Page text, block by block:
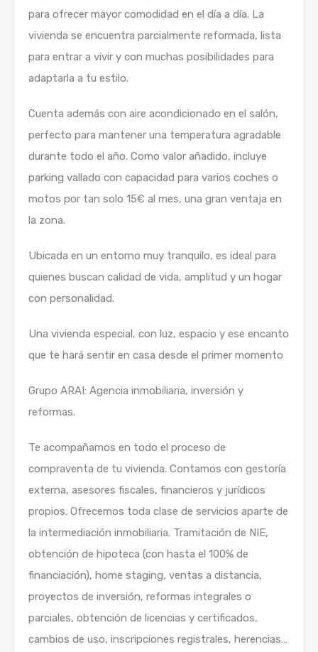
para ofrecer mayor comodidad en el día a día. La
vivienda se encuentra parcialmente reformada, lista
para entrar a vivir y con muchas posibilidades para
adaptarla a tu estilo.
Cuenta además con aire acondicionado en el salón,
perfecto para mantener una temperatura agradable
durante todo el año. Como valor añadido, incluye
parking vallado con capacidad para varios coches o
motos por tan solo 15€ al mes, una gran ventaja en
la zona.
Ubicada en un entorno muy tranquilo, es ideal para
quienes buscan calidad de vida, amplitud y un hogar
con personalidad.
Una vivienda especial, con luz, espacio y ese encanto
que te hará sentir en casa desde el primer momento
Grupo ARAI: Agencia inmobiliaria, inversión y
reformas.
Te acompañamos en todo el proceso de
compraventa de tu vivienda. Contamos con gestoría
externa, asesores fiscales, financieros y jurídicos
propios. Ofrecemos toda clase de servicios aparte de
la intermediación inmobiliaria. Tramitación de NIE,
obtención de hipoteca (con hasta el 100% de
financiación), home staging, ventas a distancia,
proyectos de inversión, reformas integrales o
parciales, obtención de licencias y certificados,
cambios de uso, inscripciones registrales, herencias…